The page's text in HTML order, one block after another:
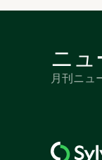
ニ
月刊ニュ